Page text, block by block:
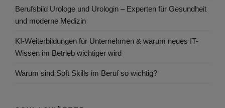
Berufsbild Urologe und Urologin – Experten für Gesundheit
und moderne Medizin
KI-Weiterbildungen für Unternehmen & warum neues IT-
Wissen im Betrieb wichtiger wird
Warum sind Soft Skills im Beruf so wichtig?